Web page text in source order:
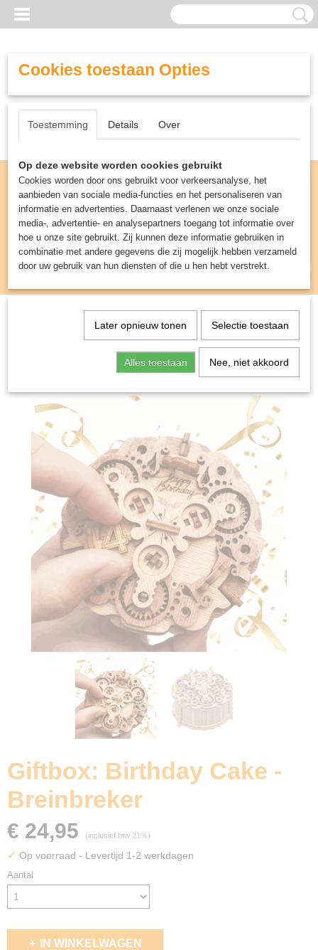
Inloggen Registreren
UW WINKELWAGEN
(0)
Spellen & Puzzels> Giftbox: Birthday Cake -
Giftbox: Birthday Cake -
Breinbreker
€ 24,95 (inclusief btw 21%)
✓ Op voorraad - Levertijd 1-2 werkdagen
Aantal
IN WINKELWAGEN
Cookies toestaan Opties
Toestemming Details Over
Op deze website worden cookies gebruikt
Cookies worden door ons gebruikt voor verkeersanalyse, het
aanbieden van sociale media-functies en het personaliseren van
informatie en advertenties. Daarnaast verlenen we onze sociale
media-, advertentie- en analysepartners toegang tot informatie over
hoe u onze site gebruikt. Zij kunnen deze informatie gebruiken in
combinatie met andere gegevens die zij mogelijk hebben verzameld
door uw gebruik van hun diensten of die u hen hebt verstrekt.
Later opnieuw tonen Selectie toestaan
Alles toestaan Nee, niet akkoord